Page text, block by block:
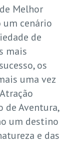
Melhor
um cenário
de
mais
os
uma vez
de Aventura,
um destino
e das